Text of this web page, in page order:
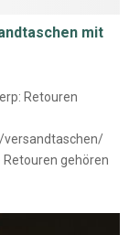
mit
Retouren
versandtaschen/
gehören